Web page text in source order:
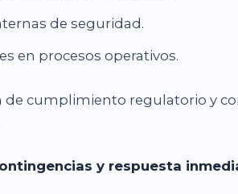
de seguridad.
en procesos operativos.
de cumplimiento regulatorio y
y respuesta